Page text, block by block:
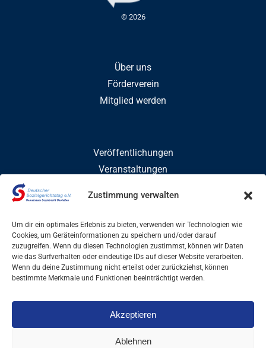
Zustimmung verwalten
Um dir ein optimales Erlebnis zu bieten, verwenden wir Technologien wie
Cookies, um Geräteinformationen zu speichern und/oder darauf
zuzugreifen. Wenn du diesen Technologien zustimmst, können wir Daten
wie das Surfverhalten oder eindeutige IDs auf dieser Website verarbeiten.
Wenn du deine Zustimmung nicht erteilst oder zurückziehst, können
bestimmte Merkmale und Funktionen beeinträchtigt werden.
Akzeptieren
Ablehnen
© 2026
Über uns
Förderverein
Mitglied werden
Veröffentlichungen
Veranstaltungen
Pressemitteilungen
Pressesprecherin